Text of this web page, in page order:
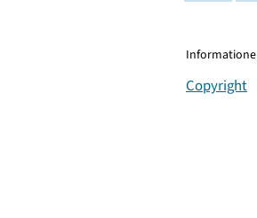
Copyright